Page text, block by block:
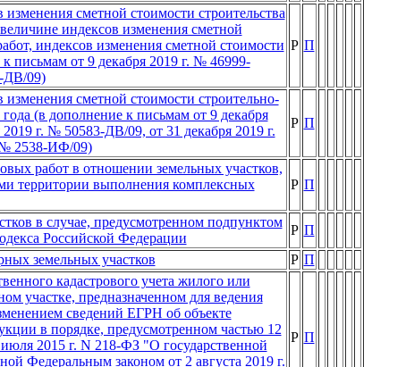
сметной стоимости строительства
индексов изменения сметной
индексов изменения сметной стоимости
письмам от 9 декабря 2019 г. № 46999-
ДВ/09)
Р П
сметной стоимости строительно-
(в дополнение к письмам от 9 декабря
г. № 50583-ДВ/09, от 31 декабря 2019 г.
№ 2538-ИФ/09)
Р П
работ в отношении земельных участков,
территории выполнения комплексных
Р П
в случае, предусмотренном подпунктом
Российской Федерации
Р П
земельных участков Р П
кадастрового учета жилого или
участке, предназначенном для ведения
сведений ЕГРН об объекте
в порядке, предусмотренном частью 12
июля 2015 г. N 218-ФЗ "О государственной
Федеральным законом от 2 августа 2019 г.
Р П